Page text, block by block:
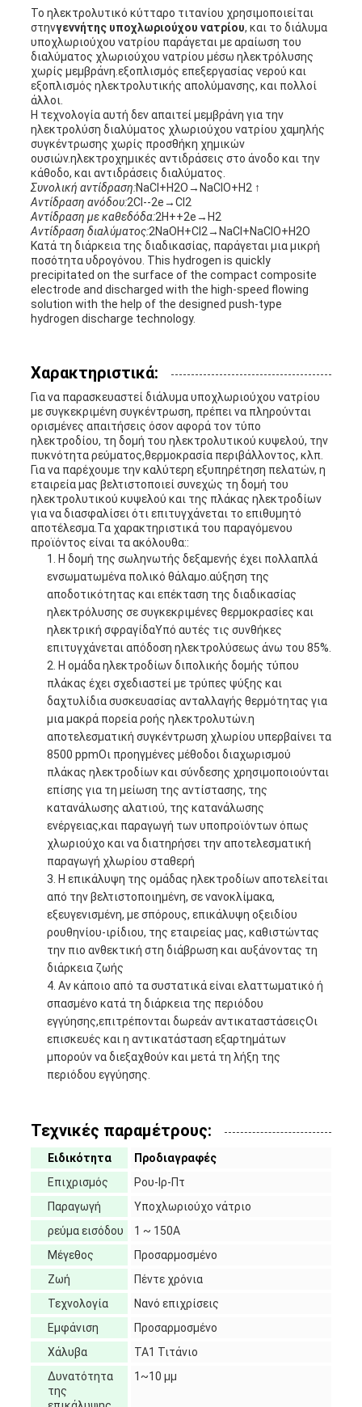
ΠΟΛΙΤΙΚΉ
ΜΥΣΤΙΚΌΤΗΤΑΣ
Το ηλεκτρολυτικό κύτταρο τιτανίου χρησιμοποιείται
στηνγεννήτης υποχλωριούχου νατρίου, και το διάλυμα
υποχλωριούχου νατρίου παράγεται με αραίωση του
διαλύματος χλωριούχου νατρίου μέσω ηλεκτρόλυσης
χωρίς μεμβράνη.εξοπλισμός επεξεργασίας νερού και
εξοπλισμός ηλεκτρολυτικής απολύμανσης, και πολλοί
άλλοι.
Η τεχνολογία αυτή δεν απαιτεί μεμβράνη για την
ηλεκτρολύση διαλύματος χλωριούχου νατρίου χαμηλής
συγκέντρωσης χωρίς προσθήκη χημικών
ουσιών.ηλεκτροχημικές αντιδράσεις στο άνοδο και την
κάθοδο, και αντιδράσεις διαλύματος.
Συνολική αντίδραση:NaCl+H2O→NaClO+H2 ↑
Αντίδραση ανόδου:2Cl--2e→Cl2
Αντίδραση με καθεδόδα:2H++2e→H2
Αντίδραση διαλύματος:2NaOH+Cl2→NaCl+NaClO+H2O
Κατά τη διάρκεια της διαδικασίας, παράγεται μια μικρή
ποσότητα υδρογόνου. This hydrogen is quickly
precipitated on the surface of the compact composite
electrode and discharged with the high-speed flowing
solution with the help of the designed push-type
hydrogen discharge technology.
Χαρακτηριστικά:
Για να παρασκευαστεί διάλυμα υποχλωριούχου νατρίου
με συγκεκριμένη συγκέντρωση, πρέπει να πληρούνται
ορισμένες απαιτήσεις όσον αφορά τον τύπο
ηλεκτροδίου, τη δομή του ηλεκτρολυτικού κυψελού, την
πυκνότητα ρεύματος,θερμοκρασία περιβάλλοντος, κλπ.
Για να παρέχουμε την καλύτερη εξυπηρέτηση πελατών, η
εταιρεία μας βελτιστοποιεί συνεχώς τη δομή του
ηλεκτρολυτικού κυψελού και της πλάκας ηλεκτροδίων
για να διασφαλίσει ότι επιτυγχάνεται το επιθυμητό
αποτέλεσμα.Τα χαρακτηριστικά του παραγόμενου
προϊόντος είναι τα ακόλουθα::
Η δομή της σωληνωτής δεξαμενής έχει πολλαπλά
ενσωματωμένα πολικό θάλαμο.αύξηση της
αποδοτικότητας και επέκταση της διαδικασίας
ηλεκτρόλυσης σε συγκεκριμένες θερμοκρασίες και
ηλεκτρική σφραγίδαΥπό αυτές τις συνθήκες
επιτυγχάνεται απόδοση ηλεκτρολύσεως άνω του 85%.
Η ομάδα ηλεκτροδίων διπολικής δομής τύπου
πλάκας έχει σχεδιαστεί με τρύπες ψύξης και
δαχτυλίδια συσκευασίας ανταλλαγής θερμότητας για
μια μακρά πορεία ροής ηλεκτρολυτών.η
αποτελεσματική συγκέντρωση χλωρίου υπερβαίνει τα
8500 ppmΟι προηγμένες μέθοδοι διαχωρισμού
πλάκας ηλεκτροδίων και σύνδεσης χρησιμοποιούνται
επίσης για τη μείωση της αντίστασης, της
κατανάλωσης αλατιού, της κατανάλωσης
ενέργειας,και παραγωγή των υποπροϊόντων όπως
χλωριούχο και να διατηρήσει την αποτελεσματική
παραγωγή χλωρίου σταθερή
Η επικάλυψη της ομάδας ηλεκτροδίων αποτελείται
από την βελτιστοποιημένη, σε νανοκλίμακα,
εξευγενισμένη, με σπόρους, επικάλυψη οξειδίου
ρουθηνίου-ιρίδιου, της εταιρείας μας, καθιστώντας
την πιο ανθεκτική στη διάβρωση και αυξάνοντας τη
διάρκεια ζωής
Αν κάποιο από τα συστατικά είναι ελαττωματικό ή
σπασμένο κατά τη διάρκεια της περιόδου
εγγύησης,επιτρέπονται δωρεάν αντικαταστάσειςΟι
επισκευές και η αντικατάσταση εξαρτημάτων
μπορούν να διεξαχθούν και μετά τη λήξη της
περιόδου εγγύησης.
Τεχνικές παραμέτρους:
Ειδικότητα
Προδιαγραφές
Επιχρισμός
Ρου-Ιρ-Πτ
Παραγωγή
Υποχλωριούχο νάτριο
ρεύμα εισόδου
1 ~ 150A
Μέγεθος
Προσαρμοσμένο
Ζωή
Πέντε χρόνια
Τεχνολογία
Νανό επιχρίσεις
Εμφάνιση
Προσαρμοσμένο
Χάλυβα
ΤΑ1 Τιτάνιο
Δυνατότητα
της
1~10 μμ